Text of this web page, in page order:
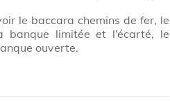
le baccara chemins de fer, le
limitée et l’écarté, le
ouverte.